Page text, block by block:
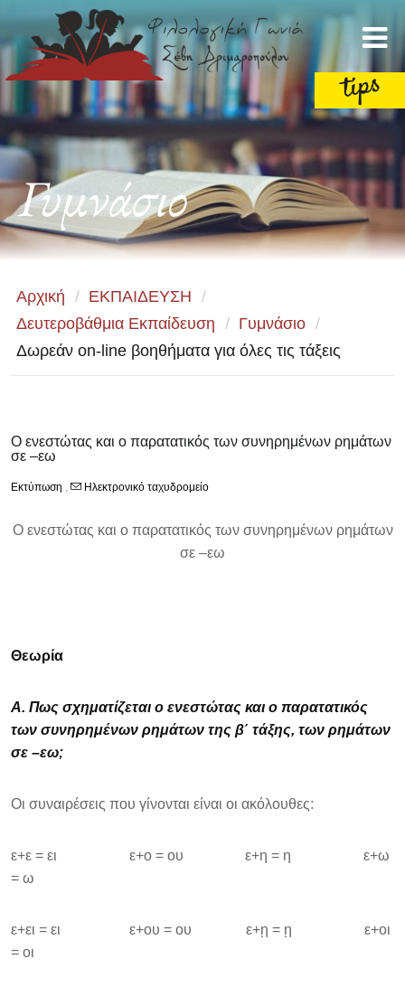
Γυμνάσιο
Αρχική / ΕΚΠΑΙΔΕΥΣΗ /
Δευτεροβάθμια Εκπαίδευση / Γυμνάσιο /
Δωρεάν on-line βοηθήματα για όλες τις τάξεις
Ο ενεστώτας και ο παρατατικός των συνηρημένων ρημάτων
σε –εω
Εκτύπωση , Ηλεκτρονικό ταχυδρομείο
Ο ενεστώτας και ο παρατατικός των συνηρημένων ρημάτων
σε –εω
Θεωρία
Α. Πως σχηματίζεται ο ενεστώτας και ο παρατατικός
των συνηρημένων ρημάτων της β΄ τάξης, των ρημάτων
σε –εω;
Οι συναιρέσεις που γίνονται είναι οι ακόλουθες:
ε+ε = ει ε+ο = ου ε+η = η ε+ω
= ω
ε+ει = ει ε+ου = ου ε+ῃ = ῃ ε+οι
= οι